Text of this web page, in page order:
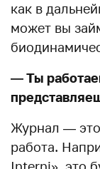
как в
может вы
— Ты
Журнал —
работа.